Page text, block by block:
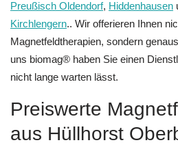
Preußisch Oldendorf, Hiddenhausen
Kirchlengern.. Wir offerieren Ihnen
Magnetfeldtherapien, sondern
uns biomag® haben Sie einen
nicht lange warten lässt.
Preiswerte
aus Hüllhorst